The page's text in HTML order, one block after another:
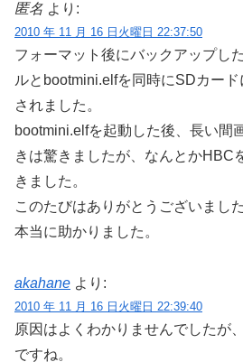
匿名 より:
2010 年 11 月 16 日火曜日 22:37:50
フォーマット後にバックアップし
ルとbootmini.elfを同時にSDカー
されました。
bootmini.elfを起動した後、長い間
きは驚きましたが、なんとかHBC
きました。
このたびはありがとうございました
本当に助かりました。
akahane より:
2010 年 11 月 16 日火曜日 22:39:40
原因はよくわかりませんでしたが
ですね。